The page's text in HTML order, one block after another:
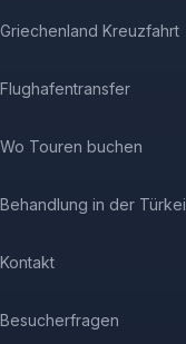
Griechenland Kreuzfahrt
Flughafentransfer
Wo Touren buchen
Behandlung in der Türkei
Kontakt
Besucherfragen